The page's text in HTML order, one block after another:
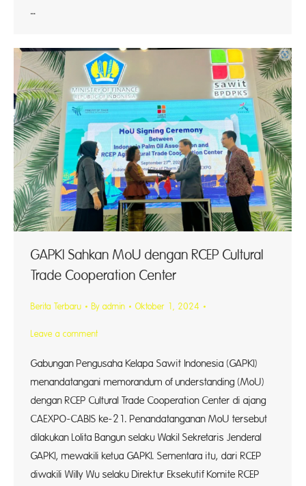
…
GAPKI Sahkan MoU dengan RCEP Cultural
Trade Cooperation Center
Berita Terbaru By admin Oktober 1, 2024
Leave a comment
Gabungan Pengusaha Kelapa Sawit Indonesia (GAPKI)
menandatangani memorandum of understanding (MoU)
dengan RCEP Cultural Trade Cooperation Center di ajang
CAEXPO-CABIS ke-21. Penandatanganan MoU tersebut
dilakukan Lolita Bangun selaku Wakil Sekretaris Jenderal
GAPKI, mewakili ketua GAPKI. Sementara itu, dari RCEP
diwakili Willy Wu selaku Direktur Eksekutif Komite RCEP